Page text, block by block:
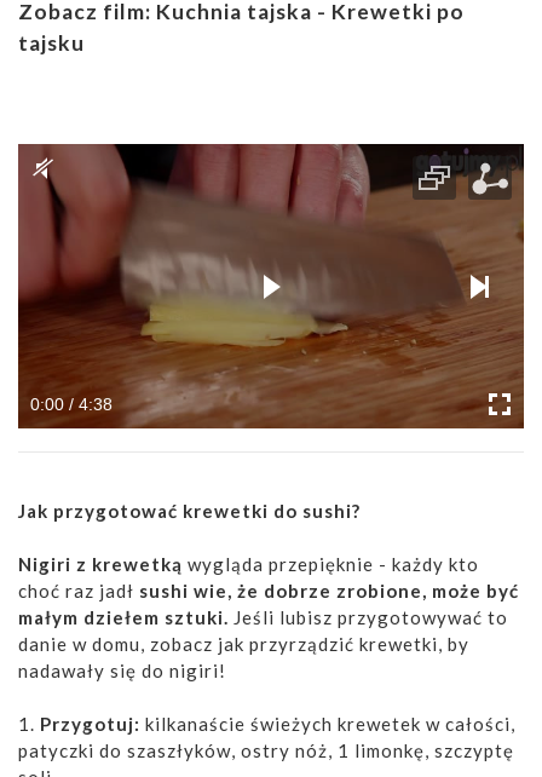
Zobacz film: Kuchnia tajska - Krewetki po
tajsku
0:00 / 4:38
Jak przygotować krewetki do sushi?
Nigiri z krewetką wygląda przepięknie - każdy kto
choć raz jadł sushi wie, że dobrze zrobione, może być
małym dziełem sztuki. Jeśli lubisz przygotowywać to
danie w domu, zobacz jak przyrządzić krewetki, by
nadawały się do nigiri!
1. Przygotuj: kilkanaście świeżych krewetek w całości,
patyczki do szaszłyków, ostry nóż, 1 limonkę, szczyptę